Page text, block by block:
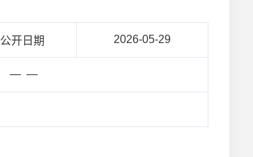
公开日期 2026-05-29
— —